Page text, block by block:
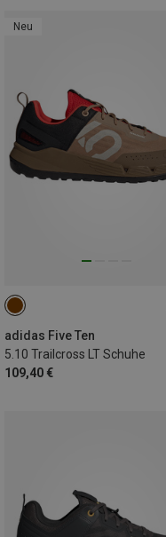
Neu
adidas Five Ten
5.10 Trailcross LT Schuhe
109,40 €
42.5|43